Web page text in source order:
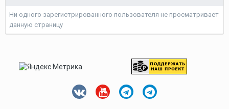
Ни одного зарегистрированного пользователя не просматривает
данную страницу